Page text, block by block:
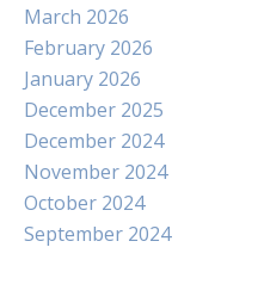
March 2026
February 2026
January 2026
December 2025
December 2024
November 2024
October 2024
September 2024